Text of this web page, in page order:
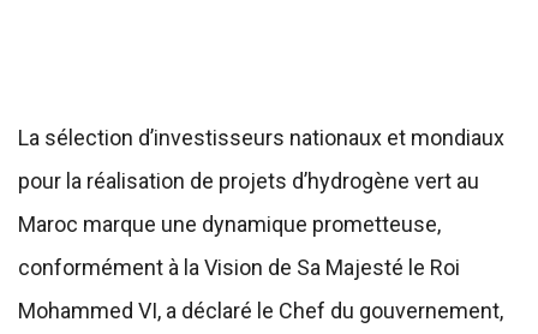
La sélection d’investisseurs nationaux et mondiaux
pour la réalisation de projets d’hydrogène vert au
Maroc marque une dynamique prometteuse,
conformément à la Vision de Sa Majesté le Roi
Mohammed VI, a déclaré le Chef du gouvernement,